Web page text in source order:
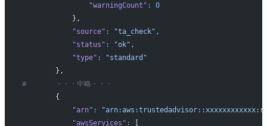
                "warningCount"
:
0
            },
            "source"
:
"ta_check",
            "status"
:
"ok",
            "type"
:
"standard"
        },
#       ・・・中略・・・
        {
            "arn"
:
            "awsServices"
:
[